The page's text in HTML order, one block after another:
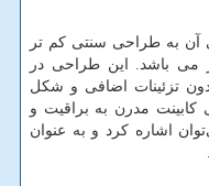
آن به طراحی سنتی کم تر
می باشد. این طراحی در
تزئینات اضافی و شکل
کابینت مدرن به براقیت و
توان اشاره کرد و به عنوان